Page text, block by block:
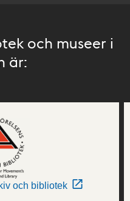
och museer i
är:
och bibliotek